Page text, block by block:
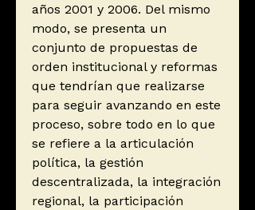
años 2001 y 2006. Del mismo
modo, se presenta un
conjunto de propuestas de
orden institucional y reformas
que tendrían que realizarse
para seguir avanzando en este
proceso, sobre todo en lo que
se refiere a la articulación
política, la gestión
descentralizada, la integración
regional, la participación